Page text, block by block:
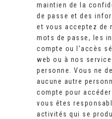
maintien de la
de passe et des
et vous acceptez de
mots de passe, les
compte ou l’accès
web ou à nos
personne. Vous ne
aucune autre
compte pour
vous êtes
activités qui se